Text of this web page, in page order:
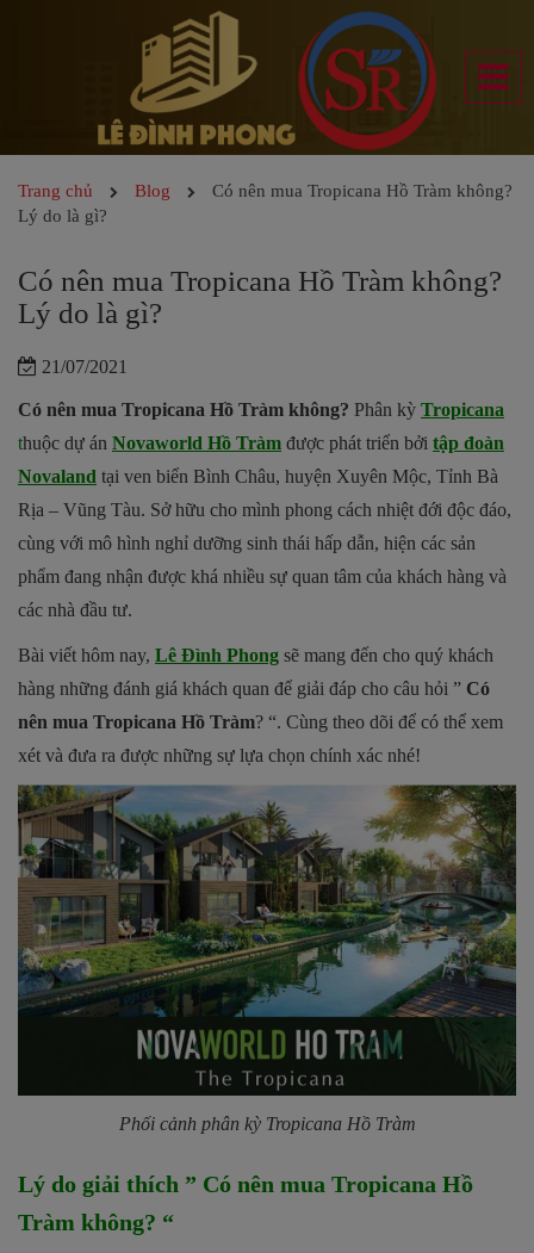
Trang chủ Blog
Có nên mua Tropicana Hồ Tràm không?
Lý do là gì?
Có nên mua Tropicana Hồ Tràm không?
Lý do là gì?
21/07/2021
Có nên mua Tropicana Hồ Tràm không? Phân kỳ Tropicana
thuộc dự án Novaworld Hồ Tràm được phát triển bởi tập đoàn
Novaland tại ven biển Bình Châu, huyện Xuyên Mộc, Tỉnh Bà
Rịa – Vũng Tàu. Sở hữu cho mình phong cách nhiệt đới độc đáo,
cùng với mô hình nghỉ dưỡng sinh thái hấp dẫn, hiện các sản
phẩm đang nhận được khá nhiều sự quan tâm của khách hàng và
các nhà đầu tư.
Bài viết hôm nay, Lê Đình Phong sẽ mang đến cho quý khách
hàng những đánh giá khách quan để giải đáp cho câu hỏi ” Có
nên mua Tropicana Hồ Tràm? “. Cùng theo dõi để có thể xem
xét và đưa ra được những sự lựa chọn chính xác nhé!
Phối cảnh phân kỳ Tropicana Hồ Tràm
Lý do giải thích ” Có nên mua Tropicana Hồ
Tràm không? “